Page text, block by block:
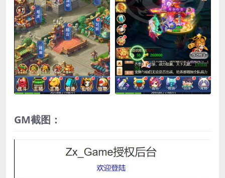
GM截图：